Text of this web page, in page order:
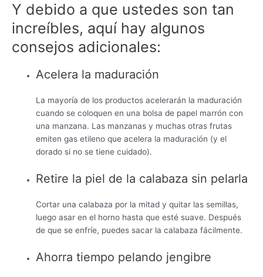
Y debido a que ustedes son tan
increíbles, aquí hay algunos
consejos adicionales:
Acelera la maduración
La mayoría de los productos acelerarán la maduración
cuando se coloquen en una bolsa de papel marrón con
una manzana. Las manzanas y muchas otras frutas
emiten gas etileno que acelera la maduración (y el
dorado si no se tiene cuidado).
Retire la piel de la calabaza sin pelarla
Cortar una calabaza por la mitad y quitar las semillas,
luego asar en el horno hasta que esté suave. Después
de que se enfríe, puedes sacar la calabaza fácilmente.
Ahorra tiempo pelando jengibre